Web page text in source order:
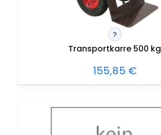
?
Transportkarre 500 kg
155,85 €